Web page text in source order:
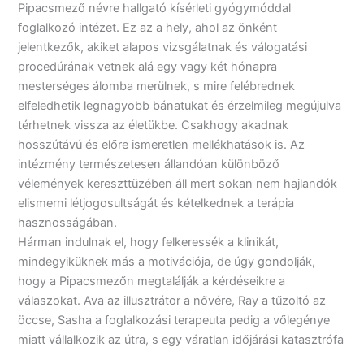
Pipacsmező névre hallgató kísérleti gyógymóddal
foglalkozó intézet. Ez az a hely, ahol az önként
jelentkezők, akiket alapos vizsgálatnak és válogatási
procedúrának vetnek alá egy vagy két hónapra
mesterséges álomba merülnek, s mire felébrednek
elfeledhetik legnagyobb bánatukat és érzelmileg megújulva
térhetnek vissza az életükbe. Csakhogy akadnak
hosszútávú és előre ismeretlen mellékhatások is. Az
intézmény természetesen állandóan különböző
vélemények kereszttüzében áll mert sokan nem hajlandók
elismerni létjogosultságát és kételkednek a terápia
hasznosságában.
Hárman indulnak el, hogy felkeressék a klinikát,
mindegyiküknek más a motivációja, de úgy gondolják,
hogy a Pipacsmezőn megtalálják a kérdéseikre a
válaszokat. Ava az illusztrátor a nővére, Ray a tűzoltó az
öccse, Sasha a foglalkozási terapeuta pedig a vőlegénye
miatt vállalkozik az útra, s egy váratlan időjárási katasztrófa